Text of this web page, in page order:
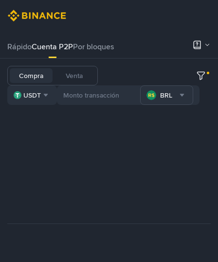
RápidoCuenta P2PPor bloques
Compra Venta
USDT BRL